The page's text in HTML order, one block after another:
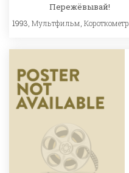
Пережёвывай!
1993, Мультфильм